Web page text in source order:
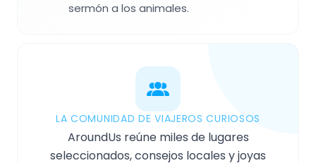
sermón a los animales.
LA COMUNIDAD DE VIAJEROS CURIOSOS
AroundUs reúne miles de lugares
seleccionados, consejos locales y joyas